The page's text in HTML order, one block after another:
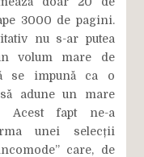
3000 de pagini.
nu s-ar putea
volum mare de
se impună ca o
adune un mare
Acest fapt ne-a
unei selecții
care, de